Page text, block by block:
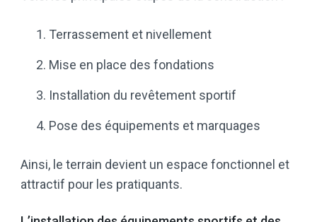
Terrassement et nivellement
Mise en place des fondations
Installation du revêtement sportif
Pose des équipements et marquages
Ainsi, le terrain devient un espace fonctionnel et
attractif pour les pratiquants.